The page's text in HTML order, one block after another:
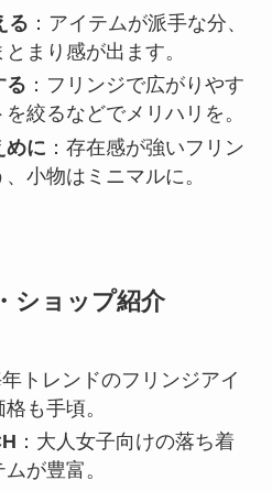
る ：アイテムが派手な分、
まり感が出ます。
る ：フリンジで広がりやす
絞るなどでメリハリを。
めに ：存在感が強いフリン
小物はミニマルに。
ショップ紹介
年トレンドのフリンジアイ
も手頃。
：大人女子向けの落ち着
が豊富。